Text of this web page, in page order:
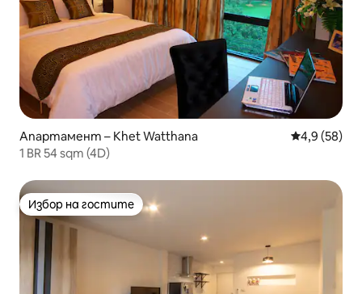
Апартамент – Khet Watthana Средна
4,9 (58)
1 BR 54 sqm (4D)
Избор на гостите
Избор на гостите